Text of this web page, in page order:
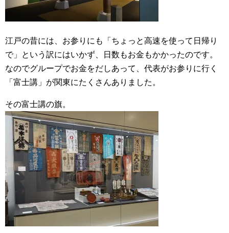
江戸の昔には、お参りにも「ちょっと高速を使って日帰り
で」という訳にはいかず、日数もお金もかかったのです。
なのでグループでお金をだしあって、代表がお参りに行く
「富士講」が関東にたくさんありました。
その富士講の旗。